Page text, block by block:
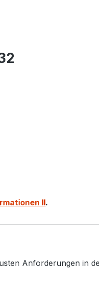
II.
Anforderungen in